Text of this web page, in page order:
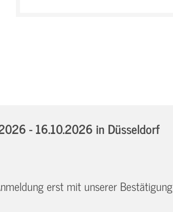
- 16.10.2026in Düsseldorf
erst mit unserer Bestätigung